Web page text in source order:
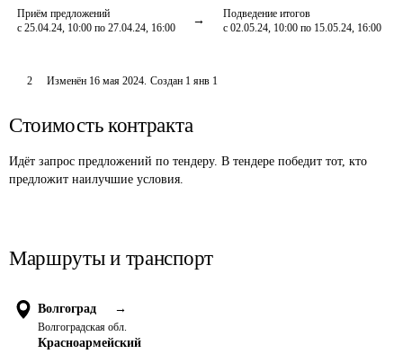
Приём предложений
с 25.04.24, 10:00 по 27.04.24, 16:00
Подведение итогов
с 02.05.24, 10:00 по 15.05.24, 16:00
2 Изменён 16 мая 2024. Создан 1 янв 1
Стоимость контракта
Идёт запрос предложений по тендеру. В тендере победит тот, кто
предложит наилучшие условия.
Маршруты и транспорт
Волгоград →
Волгоградская обл.
Красноармейский